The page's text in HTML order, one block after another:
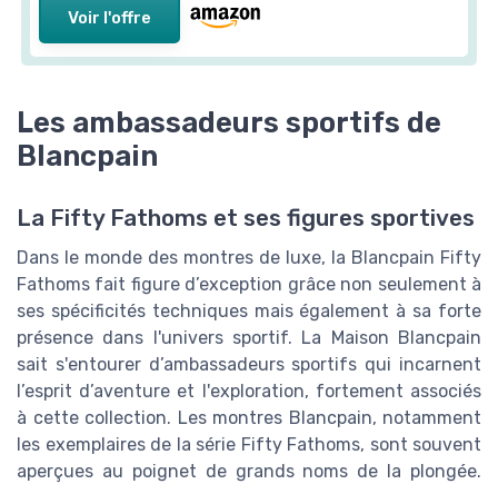
Voir l'offre
Les ambassadeurs sportifs de
Blancpain
La Fifty Fathoms et ses figures sportives
Dans le monde des montres de luxe, la Blancpain Fifty
Fathoms fait figure d’exception grâce non seulement à
ses spécificités techniques mais également à sa forte
présence dans l'univers sportif. La Maison Blancpain
sait s'entourer d’ambassadeurs sportifs qui incarnent
l’esprit d’aventure et l'exploration, fortement associés
à cette collection. Les montres Blancpain, notamment
les exemplaires de la série Fifty Fathoms, sont souvent
aperçues au poignet de grands noms de la plongée.